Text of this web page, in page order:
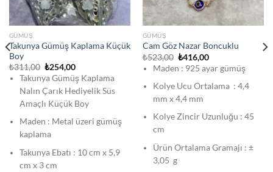
GÜMÜŞ
Takunya Gümüş Kaplama Küçük
Boy
₺311,00 Orijinal
fiyat:
₺311,00.
₺254,00Şu
andaki
fiyat:
₺254,00.
Takunya Gümüş Kaplama
Nalın Çarık Hediyelik Süs
Amaçlı Küçük Boy
Maden : Metal üzeri gümüş
kaplama
Takunya Ebatı : 10 cm x 5,9
cm x 3 cm
GÜMÜŞ
Cam Göz Nazar Boncuklu
₺523,00 Orijinal
fiyat:
₺523,00.
₺416,00Şu
andaki
fiyat:
Maden : 925 ayar gümüş
Kolye Ucu Ortalama : 4,4
mm x 4,4 mm
Kolye Zincir Uzunluğu : 45
cm
Ürün Ortalama Gramajı : ±
3,05 g